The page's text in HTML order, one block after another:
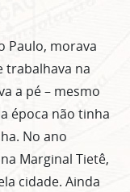
Paulo, morava
trabalhava na
a pé – mesmo
época não tinha
No ano
Marginal Tietê,
cidade. Ainda